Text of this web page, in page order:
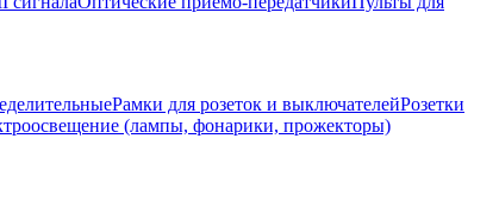
Рамки для розеток и выключателейРозетки
(лампы, фонарики, прожекторы)